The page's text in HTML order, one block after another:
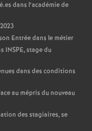
dans l’académie de
Entrée dans le métier
INSPE, stage du
dans des conditions
au mépris du nouveau
des stagiaires, se